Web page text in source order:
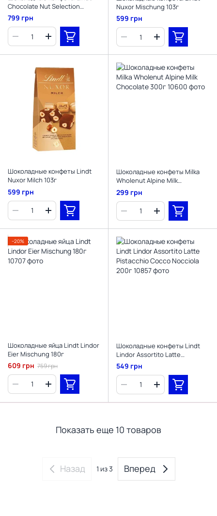
Chocolate Nut Selection
Pistazien Haselnusskugeln
127г
799 грн
Nuxor Mischung 103г
599 грн
Шоколадные конфеты Lindt
Nuxor Milch 103г
599 грн
Шоколадные конфеты Milka
Wholenut Alpine Milk
Chocolate 300г
299 грн
−20%
Шоколадные яйца Lindt Lindor
Eier Mischung 180г
609 грн 759 грн
Шоколадные конфеты Lindt
Lindor Assortito Latte
Pistacchio Cocco Nocciola 200г
549 грн
Показать еще 10 товаров
Назад 1 из 3 Вперед